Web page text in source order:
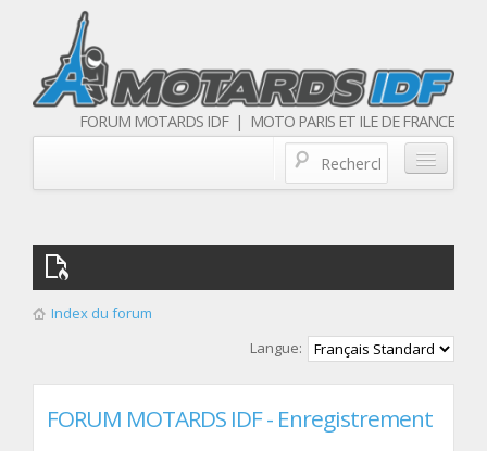
FORUM MOTARDS IDF | MOTO PARIS ET ILE DE FRANCE
Forum
Balades & sorties moto
Index du forum
Langue:
FORUM MOTARDS IDF - Enregistrement